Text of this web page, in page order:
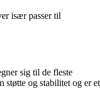
især passer til
sig til de fleste
støtte og stabilitet og er et